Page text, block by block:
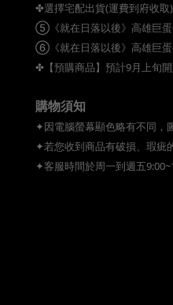
✤選擇宅配出貨(運費到府收取
⑤《就在日落以後》高雄巨蛋
⑥《就在日落以後》高雄巨蛋
✤【預購商品】預計9月上旬開
購物須知
✦因電腦螢幕顯色略有不同，
✦若您收到商品有破損、瑕疵
✦客服時間於周一到週五